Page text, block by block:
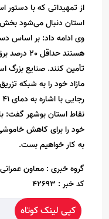
از تمهیداتی که با دستور
استان دنبال می‌شود
وی ادامه داد: بر اساس
هستند
تأمین کنند. صنایع بزرگ
مازاد خود را به شبکه
نقاط استان بوشهر گفت:
خود را برای کاهش
به کار خواهیم بست.
گروه خبری : معاون عمرانی
کد خبر : 42693
کپی لینک کوتاه